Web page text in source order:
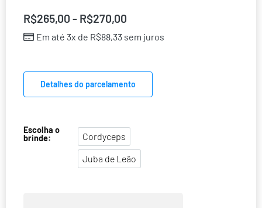
R$265,00 - R$270,00
Em até 3x de R$88,33 sem juros
Detalhes do parcelamento
Escolha o
brinde:
Cordyceps
Cordyceps
Juba de Leão
Juba de Leão